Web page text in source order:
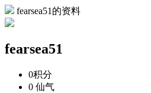
fearsea51的资料
fearsea51
0积分
0 仙气